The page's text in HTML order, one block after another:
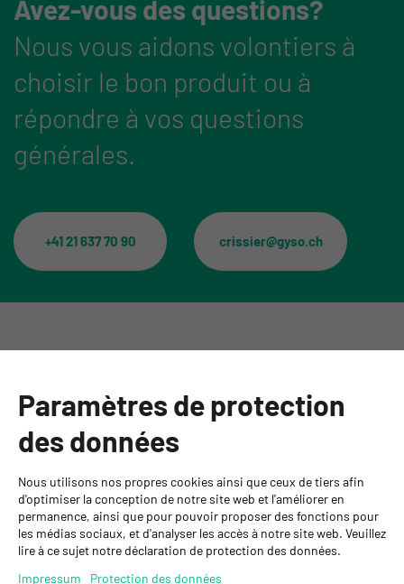
Avez-vous des questions?
Nous vous aidons volontiers à
choisir le bon produit ou à
répondre à vos questions
générales.
+41 21 637 70 90 crissier@gyso.ch
Informations
GYSO SA
Succursale Crissier
Chemin de Closalet 20
1023 Crissier
+41 21 637 70 90
Paramètres de protection
des données
Nous utilisons nos propres cookies ainsi que ceux de tiers afin
d'optimiser la conception de notre site web et l'améliorer en
permanence, ainsi que pour pouvoir proposer des fonctions pour
les médias sociaux, et d'analyser les accès à notre site web. Veuillez
lire à ce sujet notre déclaration de protection des données.
Impressum
Protection des données